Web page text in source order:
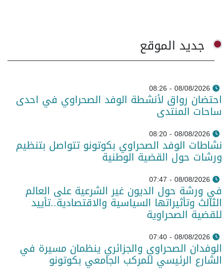
جديد الموقع
08/08/2026 - 08:26
احتضان رواق لأنشطة الوفد الصحراوي في احدى
ساحات المنتدى
08/08/2026 - 08:20
نشاطات الوفد الصحراوي بكوتونو تتواصل بتنظيم
ورشات حول القضية الوطنية
08/08/2026 - 07:47
في ورشة حول الديون غير الشرعية على العالم
الثالث وتأثيراتها السياسية والاقتصادية..تأييد
للقضية الصحراوية
08/08/2026 - 07:40
الوفدان الصحراوي والجزائري ينظمان مسيرة في
الشارع الرئيسي للمركب الجامعي بكوتونو